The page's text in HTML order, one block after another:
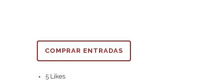
COMPRAR ENTRADAS
5 Likes